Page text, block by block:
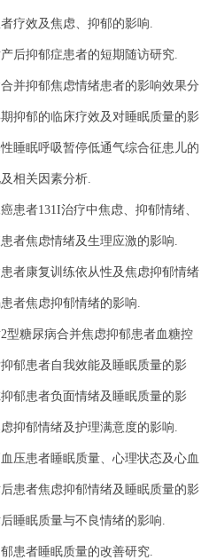
疗效及焦虑、抑郁的影响.
后抑郁症患者的短期随访研究.
并抑郁焦虑情绪患者的影响效果分
抑郁的临床疗效及对睡眠质量的影
睡眠呼吸暂停低通气综合征患儿的
相关因素分析.
患者131I治疗中焦虑、抑郁情绪、
者焦虑情绪及生理应激的影响.
者康复训练依从性及焦虑抑郁情绪
者焦虑抑郁情绪的影响.
型糖尿病合并焦虑抑郁患者血糖控
郁患者自我效能及睡眠质量的影
郁患者负面情绪及睡眠质量的影
抑郁情绪及护理满意度的影响.
压患者睡眠质量、心理状态及心血
患者焦虑抑郁情绪及睡眠质量的影
睡眠质量与不良情绪的影响.
患者睡眠质量的改善研究.